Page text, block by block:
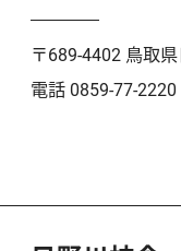
〒689-4402 鳥取
電話 0859-77-